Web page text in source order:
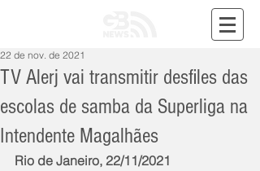
TV Alerj vai transmitir desfiles das
escolas de samba da Superliga na
Intendente Magalhães
22 de nov. de 2021
Rio de Janeiro, 22/11/2021